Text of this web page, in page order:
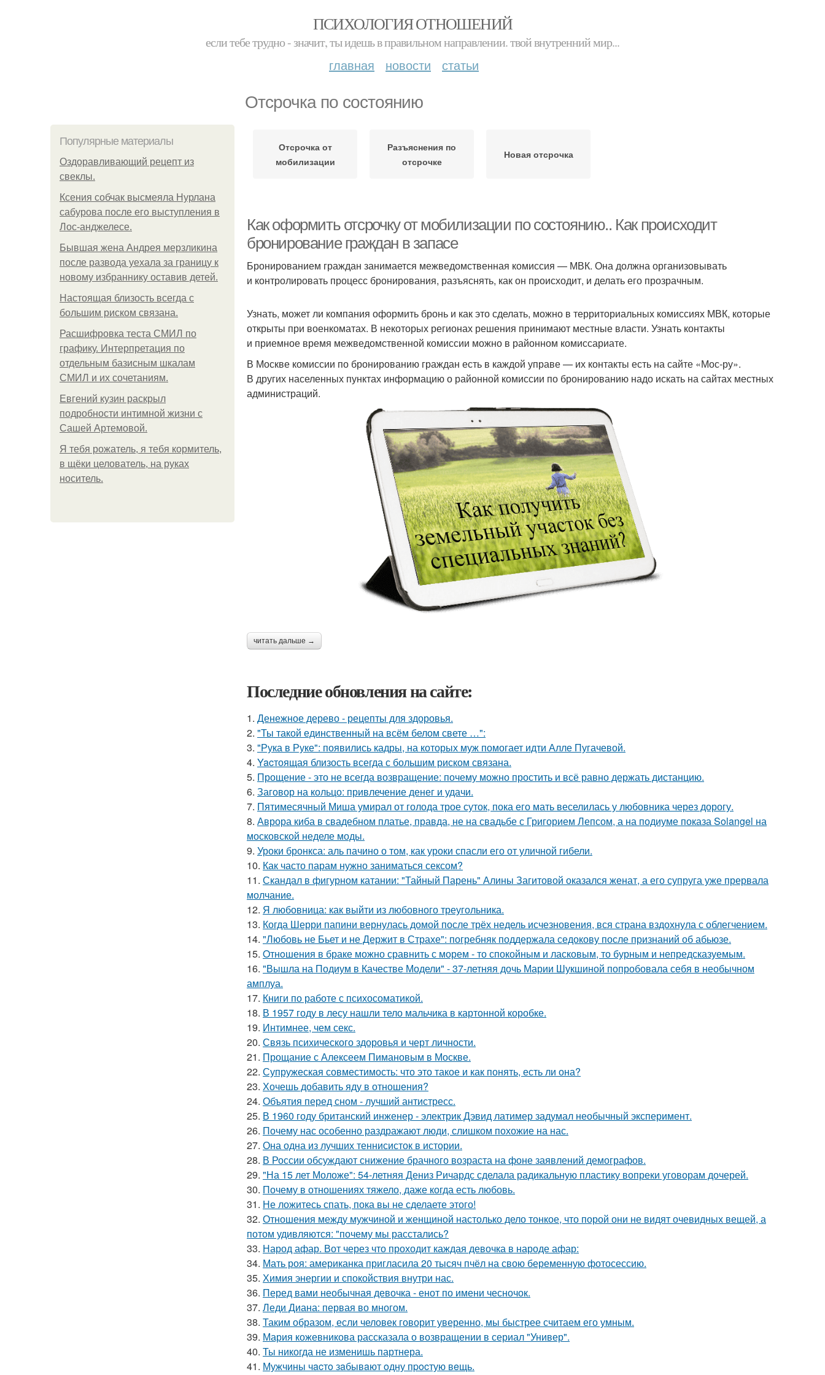
ПСИХОЛОГИЯ ОТНОШЕНИЙ
если тебе трудно - значит, ты идешь в правильном направлении. твой внутренний мир...
главная новости статьи
Отсрочка по состоянию
Популярные материалы
Оздоравливающий рецепт из
свеклы.
Ксения собчак высмеяла Нурлана
сабурова после его выступления в
Лос-анджелесе.
Бывшая жена Андрея мерзликина
после развода уехала за границу к
новому избраннику оставив детей.
Hacтоящая близость всегда с
большим риском связана.
Расшифровка теста СМИЛ по
графику. Интерпретация по
отдельным базисным шкалам
СМИЛ и их сочетаниям.
Евгений кузин раскрыл
подробности интимной жизни с
Сашей Артемовой.
Я тебя рожатель, я тебя кормитель,
в щёки целователь, на руках
носитель.
Отсрочка от
мобилизации
Разъяснения по
отсрочке
Новая отсрочка
Как оформить отсрочку от мобилизации по состоянию.. Как происходит
бронирование граждан в запасе
Бронированием граждан занимается межведомственная комиссия — МВК. Она должна организовывать
и контролировать процесс бронирования, разъяснять, как он происходит, и делать его прозрачным.
Узнать, может ли компания оформить бронь и как это сделать, можно в территориальных комиссиях МВК, которые
открыты при военкоматах. В некоторых регионах решения принимают местные власти. Узнать контакты
и приемное время межведомственной комиссии можно в районном комиссариате.
В Москве комиссии по бронированию граждан есть в каждой управе — их контакты есть на сайте «Мос-ру».
В других населенных пунктах информацию о районной комиссии по бронированию надо искать на сайтах местных
администраций.
читать дальше →
Последние обновления на сайте:
1. Денежное дерево - рецепты для здоровья.
2. "Ты такой единственный на всём белом свете …":
3. "Рука в Руке": появились кадры, на которых муж помогает идти Алле Пугачевой.
4. Yacтоящая близость всегда с большим риском связана.
5. Прощение - это не всегда возвращение: почему можно простить и всё равно держать дистанцию.
6. Заговор на кольцо: привлечение денег и удачи.
7. Пятимесячный Миша умирал от голода трое суток, пока его мать веселилась у любовника через дорогу.
8. Аврора киба в свадебном платье, правда, не на свадьбе с Григорием Лепсом, а на подиуме показа Solangel на
московской неделе моды.
9. Уроки бронкса: аль пачино о том, как уроки спасли его от уличной гибели.
10. Как часто парам нужно заниматься сексом?
11. Скандал в фигурном катании: "Тайный Парень" Алины Загитовой оказался женат, а его супруга уже прервала
молчание.
12. Я любовница: как выйти из любовного треугольника.
13. Когда Шерри папини вернулась домой после трёх недель исчезновения, вся страна вздохнула с облегчением.
14. "Любовь не Бьет и не Держит в Страхе": погребняк поддержала седокову после признаний об абьюзе.
15. Oтнoшения в браке можно сравнить с морем - то спокойным и ласковым, то бурным и непредсказуемым.
16. "Вышла на Подиум в Качестве Модели" - 37-летняя дочь Марии Шукшиной попробовала себя в необычном
амплуа.
17. Книги по работе с психосоматикой.
18. В 1957 году в лесу нашли тело мальчика в картонной коробке.
19. Интимнее, чем секс.
20. Связь психического здоровья и черт личности.
21. Прощание с Алексеем Пимановым в Москве.
22. Супружеская совместимость: что это такое и как понять, есть ли она?
23. Хочешь добавить яду в отношения?
24. Объятия перед сном - лучший антистресс.
25. В 1960 году британский инженер - электрик Дэвид латимер задумал необычный эксперимент.
26. Почему нас особенно раздражают люди, слишком похожие на нас.
27. Она одна из лучших теннисисток в истории.
28. В России обсуждают снижение брачного возраста на фоне заявлений демографов.
29. "На 15 лет Моложе": 54-летняя Дениз Ричардс сделала радикальную пластику вопреки уговорам дочерей.
30. Почему в отношениях тяжело, даже когда есть любовь.
31. Не ложитесь спать, пока вы не сделаете этого!
32. Отношения между мужчиной и женщиной настолько дело тонкое, что порой они не видят очевидных вещей, а
потом удивляются: "почему мы расстались?
33. Народ афар. Вот через что проходит каждая девочка в народе афар:
34. Мать роя: американка пригласила 20 тысяч пчёл на свою беременную фотосессию.
35. Химия энергии и спокойствия внутри нас.
36. Перед вами необычная девочка - енот по имени чесночок.
37. Леди Диана: первая во многом.
38. Таким образом, если человек говорит уверенно, мы быстрее считаем его умным.
39. Мария кожевникова рассказала о возвращении в сериал "Универ".
40. Ты никогда не изменишь партнера.
41. Мужчины чacтo зaбывaют oдну пpocтую вeщь.